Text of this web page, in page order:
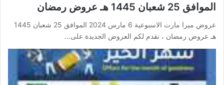
الموافق 25 شعبان 1445 هـ عروض رمضان
عروض ميرا مارت الاسبوعية 6 مارس 2024 الموافق 25 شعبان 1445
هـ عروض رمضان ، نقدم لكم العروض الجديدة على…